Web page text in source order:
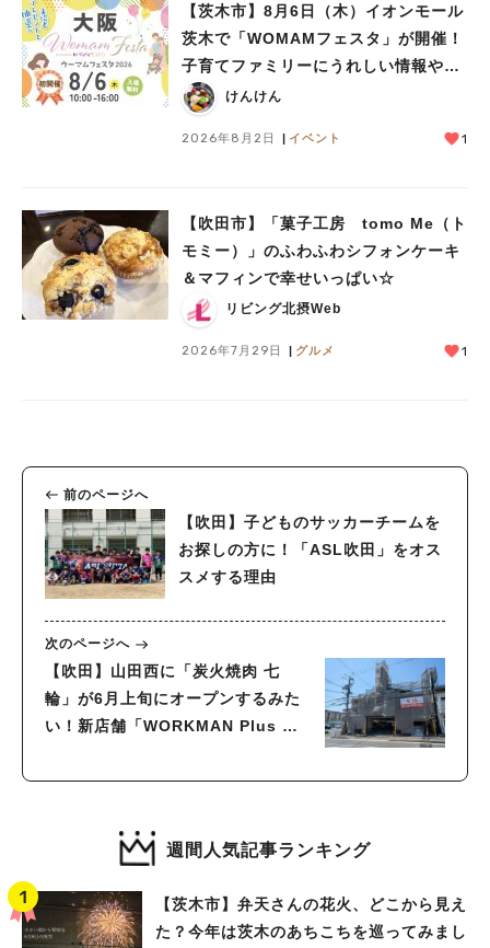
【茨木市】8月6日（木）イオンモール
茨木で「WOMAMフェスタ」が開催！
子育てファミリーにうれしい情報やプ
レゼントがいっぱい♪
けんけん
2026年8月2日 イベント 1
【吹田市】「菓子工房 tomo Me（ト
モミー）」のふわふわシフォンケーキ
＆マフィンで幸せいっぱい☆
リビング北摂Web
2026年7月29日 グルメ 1
前のページへ
【吹田】子どものサッカーチームを
お探しの方に！「ASL吹田」をオス
スメする理由
次のページへ
【吹田】山田西に「炭火焼肉 七
輪」が6月上旬にオープンするみた
い！新店舗「WORKMAN Plus 吹
週間人気記事ランキング
【茨木市】弁天さんの花火、どこから見え
た？今年は茨木のあちこちを巡ってみまし